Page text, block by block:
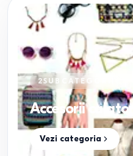
2SUBCATEGORII
Accesorii calatorii
Vezi categoria